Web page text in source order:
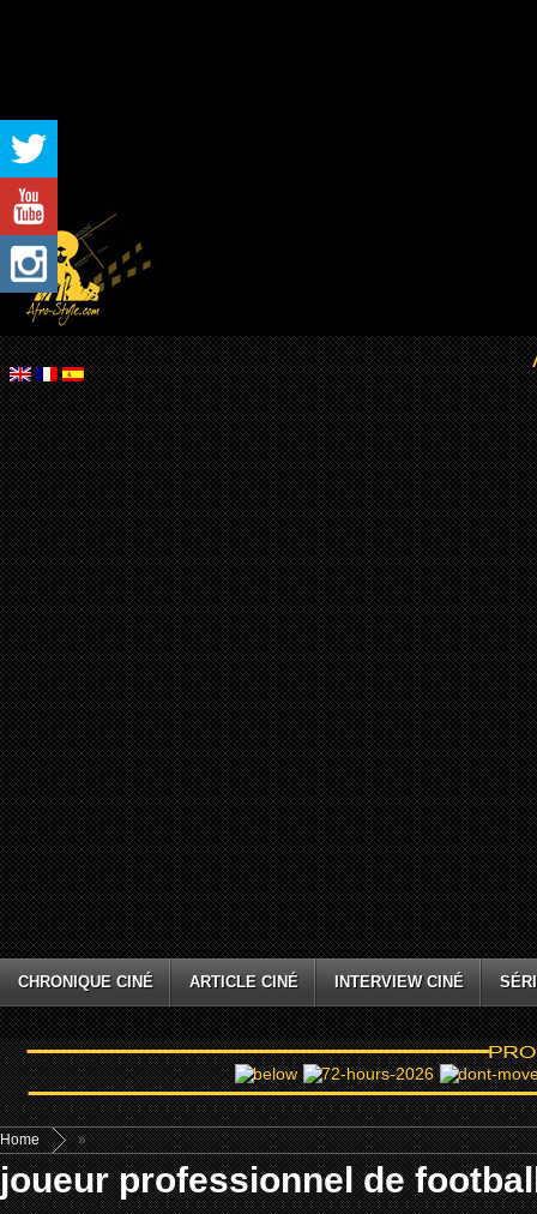
CHRONIQUE CINÉ ARTICLE CINÉ INTERVIEW CINÉ
Home »
joueur professionnel de